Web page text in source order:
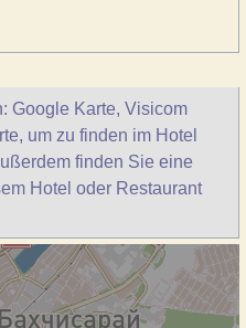
Google Karte, Visicom
um zu finden im Hotel
finden Sie eine
Hotel oder Restaurant